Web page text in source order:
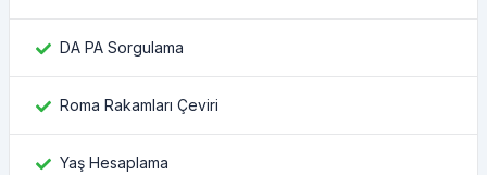
DA PA Sorgulama
Roma Rakamları Çeviri
Yaş Hesaplama